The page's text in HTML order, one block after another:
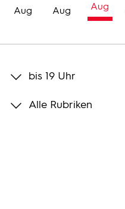
Aug Aug Aug
bis 19 Uhr
Alle Rubriken